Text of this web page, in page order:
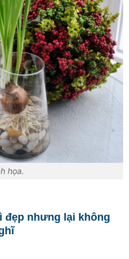
họa.
đẹp nhưng lại không